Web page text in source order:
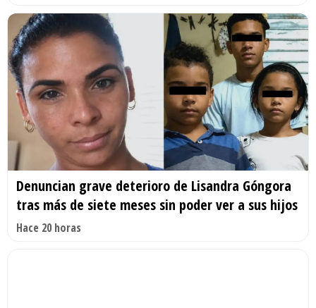
Denuncian grave deterioro de Lisandra Góngora
tras más de siete meses sin poder ver a sus hijos
Hace 20 horas